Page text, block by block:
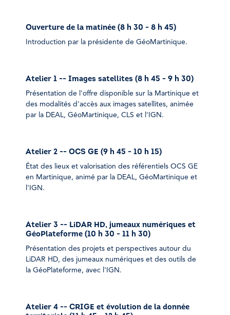
Ouverture de la matinée (8 h 30 - 8 h 45)
Introduction par la présidente de GéoMartinique.
Atelier 1 -- Images satellites (8 h 45 - 9 h 30)
Présentation de l'offre disponible sur la Martinique et
des modalités d'accès aux images satellites, animée
par la DEAL, GéoMartinique, CLS et l'IGN.
Atelier 2 -- OCS GE (9 h 45 - 10 h 15)
État des lieux et valorisation des référentiels OCS GE
en Martinique, animé par la DEAL, GéoMartinique et
l'IGN.
Atelier 3 -- LiDAR HD, jumeaux numériques et
GéoPlateforme (10 h 30 - 11 h 30)
Présentation des projets et perspectives autour du
LiDAR HD, des jumeaux numériques et des outils de
la GéoPlateforme, avec l'IGN.
Atelier 4 -- CRIGE et évolution de la donnée